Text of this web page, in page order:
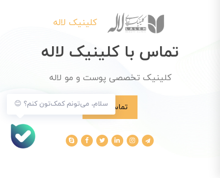
سلام، می‌تونم کمک‌تون کنم؟ 😊
کلینیک لاله
تماس با کلینیک لاله
کلینیک تخصصی پوست و مو لاله
تماس با ما